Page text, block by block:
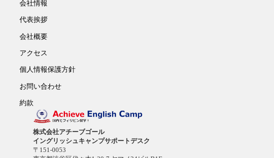
会社情報
代表挨拶
会社概要
アクセス
個人情報保護方針
お問い合わせ
約款
株式会社アチーブゴール
イングリッシュキャンプサポートデスク
〒151-0053